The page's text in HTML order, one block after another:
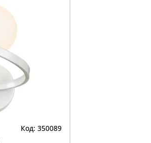
Код: 350089